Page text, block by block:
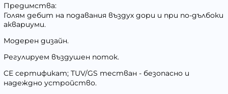
Предимства:
Голям дебит на подавания въздух дори и при по-дълбоки
аквариуми.
Модерен дизайн.
Регулируем въздушен поток.
CE сертификат; TUV/GS тестван - безопасно и
надеждно устройство.